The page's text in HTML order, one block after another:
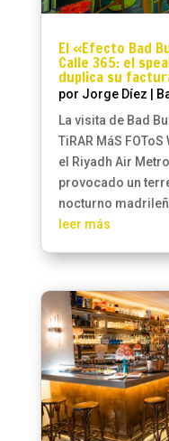
El «Efecto Bad
Calle 365: el
duplica su
por Jorge Díez
La visita de Bad
TiRAR MáS
el Riyadh Air
provocado un
nocturno
leer más